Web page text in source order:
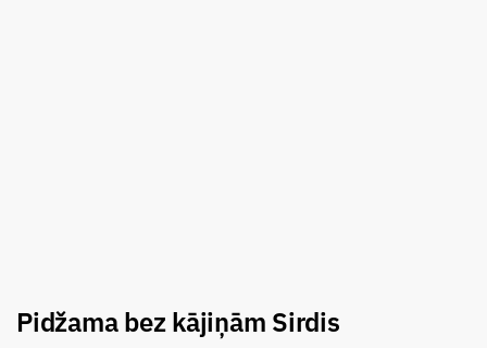
Pidžama bez kājiņām Sirdis